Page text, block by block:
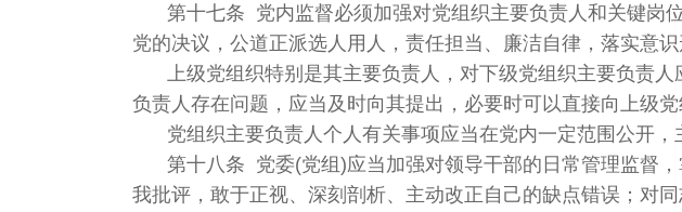
第十七条 党内监督必须加强对党组织主要负责人和关键岗
党的决议，公道正派选人用人，责任担当、廉洁自律，落实意识
上级党组织特别是其主要负责人，对下级党组织主要负责
负责人存在问题，应当及时向其提出，必要时可以直接向上级党
党组织主要负责人个人有关事项应当在党内一定范围公开，
第十八条 党委(党组)应当加强对领导干部的日常管理监督
我批评，敢于正视、深刻剖析、主动改正自己的缺点错误；对